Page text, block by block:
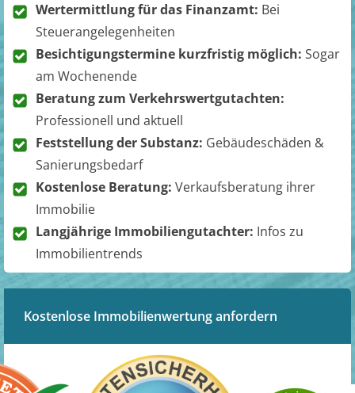
Wertermittlung für das Finanzamt: Bei
Steuerangelegenheiten
Besichtigungstermine kurzfristig möglich: Sogar
am Wochenende
Beratung zum Verkehrswertgutachten:
Professionell und aktuell
Feststellung der Substanz: Gebäudeschäden &
Sanierungsbedarf
Kostenlose Beratung: Verkaufsberatung ihrer
Immobilie
Langjährige Immobiliengutachter: Infos zu
Immobilientrends
Kostenlose Immobilienwertung anfordern